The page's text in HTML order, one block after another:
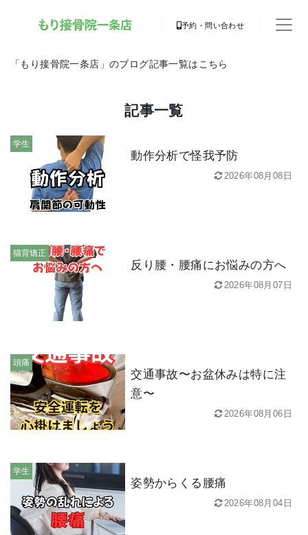
予約・問い合わせ
「もり接骨院一条店」のブログ記事一覧はこちら
記事一覧
学生
動作分析で怪我予防
2026年08月08日
猫背矯正
反り腰・腰痛にお悩みの方へ
2026年08月07日
頭痛
交通事故〜お盆休みは特に注
意〜
2026年08月06日
学生
姿勢からくる腰痛
2026年08月04日